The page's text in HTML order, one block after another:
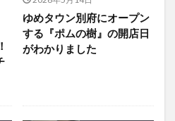
ゆめタウン別府にオープン
する『ポムの樹』の開店日
がわかりました